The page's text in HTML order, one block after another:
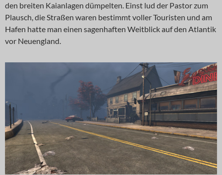
den breiten Kaianlagen dümpelten. Einst lud der Pastor zum
Plausch, die Straßen waren bestimmt voller Touristen und am
Hafen hatte man einen sagenhaften Weitblick auf den Atlantik
vor Neuengland.